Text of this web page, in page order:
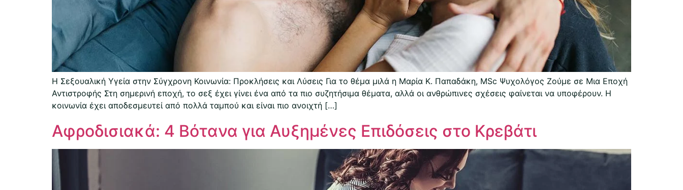
Η Σεξουαλική Υγεία στην Σύγχρονη Κοινωνία: Προκλήσεις και Λύσεις Για το θέμα μιλά η Μαρία Κ. Παπαδάκη, MSc Ψυχολόγος Ζούμε σε Μια Εποχή
Αντιστροφής Στη σημερινή εποχή, το σεξ έχει γίνει ένα από τα πιο συζητήσιμα θέματα, αλλά οι ανθρώπινες σχέσεις φαίνεται να υποφέρουν. Η
κοινωνία έχει αποδεσμευτεί από πολλά ταμπού και είναι πιο ανοιχτή […]
Αφροδισιακά: 4 Βότανα για Αυξημένες Επιδόσεις στο Κρεβάτι